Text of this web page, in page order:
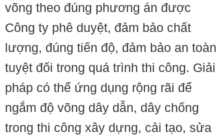
võng theo đúng phương án được
Công ty phê duyệt, đảm bảo chất
lượng, đúng tiến độ, đảm bảo an toàn
tuyệt đối trong quá trình thi công. Giải
pháp có thể ứng dụng rộng rãi để
ngắm độ võng dây dẫn, dây chống
trong thi công xây dựng, cải tạo, sửa